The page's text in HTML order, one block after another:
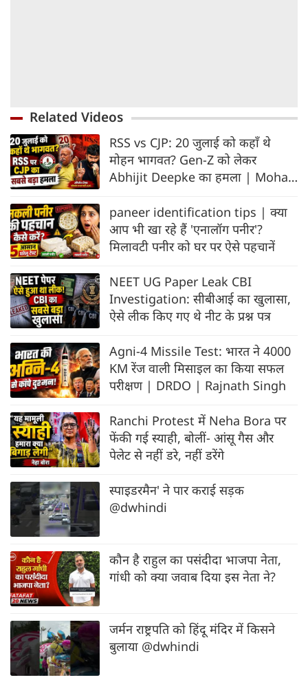
Related Videos
RSS vs CJP: 20 जुलाई को कहाँ थे
मोहन भागवत? Gen-Z को लेकर
Abhijit Deepke का हमला | Mohan
paneer identification tips | क्या
आप भी खा रहे हैं 'एनालॉग पनीर'?
मिलावटी पनीर को घर पर ऐसे पहचानें
NEET UG Paper Leak CBI
Investigation: सीबीआई का खुलासा,
ऐसे लीक किए गए थे नीट के प्रश्न पत्र
Agni-4 Missile Test: भारत ने 4000
KM रेंज वाली मिसाइल का किया सफल
परीक्षण | DRDO | Rajnath Singh
Ranchi Protest में Neha Bora पर
फेंकी गई स्याही, बोलीं- आंसू गैस और
पेलेट से नहीं डरे, नहीं डरेंगे
स्पाइडरमैन' ने पार कराई सड़क
@dwhindi
कौन है राहुल का पसंदीदा भाजपा नेता,
गांधी को क्या जवाब दिया इस नेता ने?
जर्मन राष्ट्रपति को हिंदू मंदिर में किसने
बुलाया @dwhindi